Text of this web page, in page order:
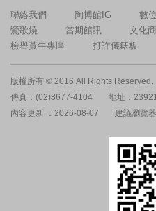
聯絡我們 陶博館IG 數
鶯歌燒
當期館訊 文化
檢舉黃牛專區
打詐儀錶板
版權所有 © 2016 All Rights Reserved.
傳真：(02)8677-4104
地址：
內容更新 ：2026-08-07
建議瀏覽